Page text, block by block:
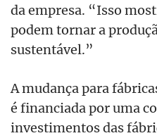
da empresa. “Isso
podem tornar a
sustentável.”
A mudança para
é financiada por uma
investimentos das